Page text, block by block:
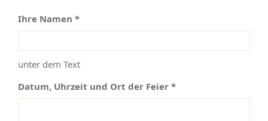
Ihre Namen *
unter dem Text
Datum, Uhrzeit und Ort der Feier *